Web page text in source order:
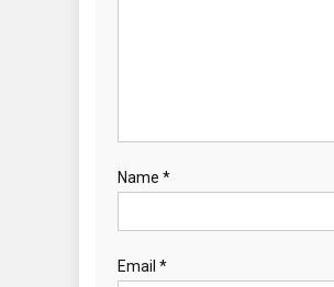
Name *
Email *